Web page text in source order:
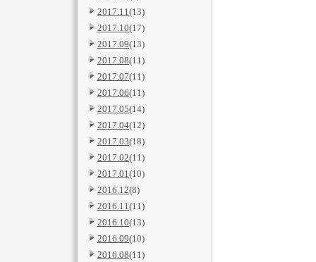
2017.11(13)
2017.10(17)
2017.09(13)
2017.08(11)
2017.07(11)
2017.06(11)
2017.05(14)
2017.04(12)
2017.03(18)
2017.02(11)
2017.01(10)
2016.12(8)
2016.11(11)
2016.10(13)
2016.09(10)
2016.08(11)